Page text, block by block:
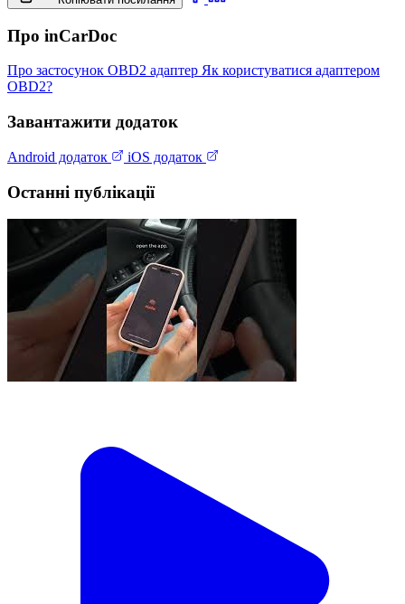
Про inCarDoc
Про застосунок OBD2 адаптер Як користуватися адаптером
OBD2?
Завантажити додаток
Android додаток iOS додаток
Останні публікації